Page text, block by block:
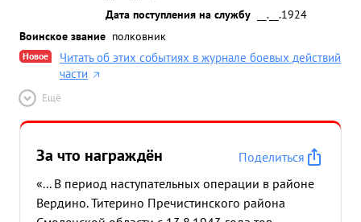
Дата поступления на службу
__.__.1924
Воинское звание полковник
Новое
Читать об этих событиях в журнале боевых действий
части
Ещё
За что награждён
Поделиться
«... В период наступательных операции в районе
Вердино. Титерино Пречистинского района